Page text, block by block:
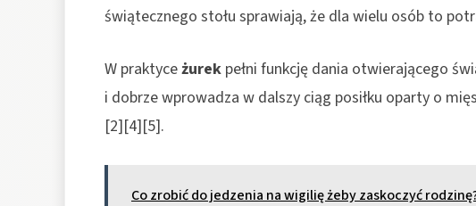
świątecznego stołu sprawiają, że dla wielu osób to
W praktyceżurek pełni funkcję dania otwierającego
i dobrze wprowadza w dalszy ciąg posiłku oparty o
[2][4][5].
Co zrobić do jedzenia na wigilię żeby zaskoczyć